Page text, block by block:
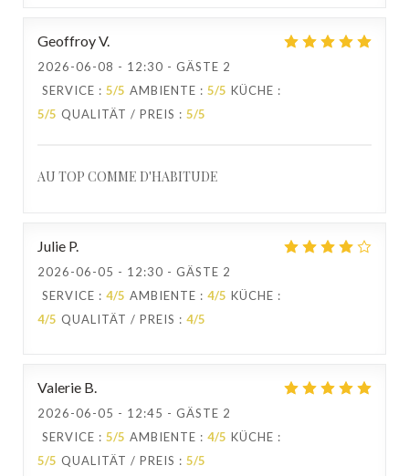
GeoffroyV
2026-06-08 - 12:30 - GÄSTE 2
SERVICE : 5/5 AMBIENTE : 5/5 KÜCHE :
5/5 QUALITÄT / PREIS : 5/5
AU TOP COMME D'HABITUDE
Julie P
2026-06-05 - 12:30 - GÄSTE 2
SERVICE : 4/5 AMBIENTE : 4/5 KÜCHE :
4/5 QUALITÄT / PREIS : 4/5
Valerie B
2026-06-05 - 12:45 - GÄSTE 2
SERVICE : 5/5 AMBIENTE : 4/5 KÜCHE :
5/5 QUALITÄT / PREIS : 5/5